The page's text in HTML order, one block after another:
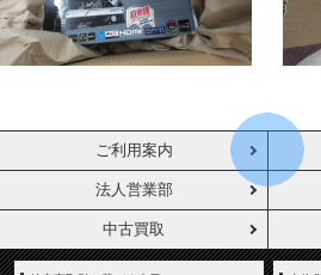
ご利用案内
法人営業部
中古買取